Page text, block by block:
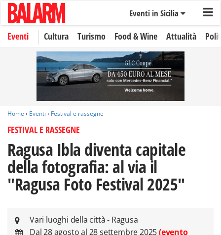
Eventi in Sicilia
Eventi Cultura Turismo Food & Wine Attualità
Home › Eventi › Festival e rassegne
FESTIVAL E RASSEGNE
Ragusa Ibla diventa capitale
della fotografia: al via il
"Ragusa Foto Festival 2025"
Vari luoghi della città - Ragusa
Dal 28 agosto al 28 settembre 2025(evento